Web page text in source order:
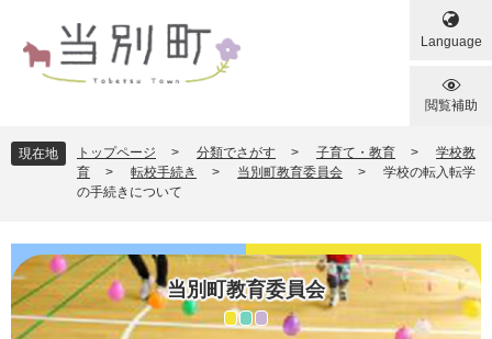
でば
文
Language
閲覧補助
現在地 トップページ > 分類でさがす > 子育て・教育 >
学校教
育
> 転校手続き > 当別町教育委員会 >
学校の転入転学
の手続きについて
当別町教育委員会